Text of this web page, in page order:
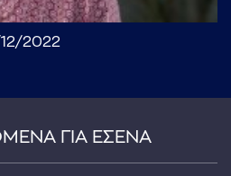
2022
ΓΙΑ ΕΣΕΝΑ